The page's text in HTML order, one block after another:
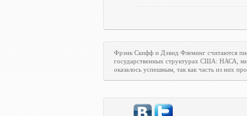
Фрэнк Скифф и Дэвид Флеминг считаются
государственных структурах США: НАСА,
оказалось успешным, так как часть из них